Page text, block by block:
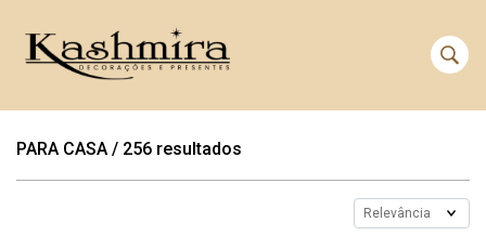
PARA CASA / 256 resultados